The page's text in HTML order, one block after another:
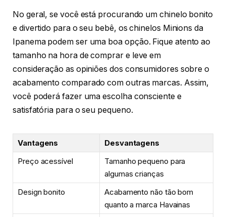
No geral, se você está procurando um chinelo bonito
e divertido para o seu bebê, os chinelos Minions da
Ipanema podem ser uma boa opção. Fique atento ao
tamanho na hora de comprar e leve em
consideração as opiniões dos consumidores sobre o
acabamento comparado com outras marcas. Assim,
você poderá fazer uma escolha consciente e
satisfatória para o seu pequeno.
Vantagens
Desvantagens
Preço acessível
Tamanho pequeno para
algumas crianças
Design bonito
Acabamento não tão bom
quanto a marca Havainas